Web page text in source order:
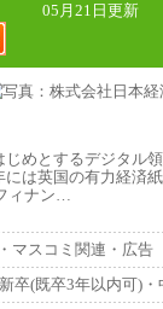
05月21日更新
めとするデジタル
には英国の有力経済
ィナン…
マスコミ関連・広告
卒(既卒3年以内可)・